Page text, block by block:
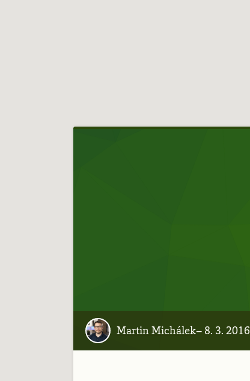
Martin Michálek– 8. 3. 2016